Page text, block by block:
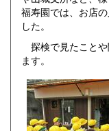
福寿園では、お店
した。
探検で見たこと
ます。